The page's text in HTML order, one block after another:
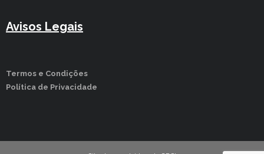
Avisos Legais
Termos e Condições
Política de Privacidade